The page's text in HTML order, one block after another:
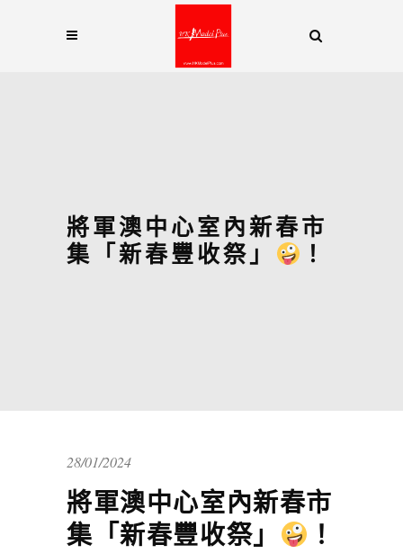
將軍澳中心室內新春市
集「新春豐收祭」
！
28/01/2024
將軍澳中心室內新春市
集「新春豐收祭」
！